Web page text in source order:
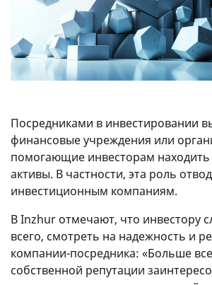
Посредниками в инвестировании
финансовые учреждения или
помогающие инвесторам находить
активы. В частности, эта роль
инвестиционным компаниям.
В Inzhur отмечают, что инвестору
всего, смотреть на надежность и
компании-посредника: «Больше
собственной репутации